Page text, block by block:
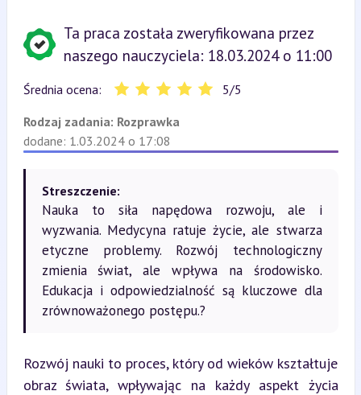
Ta praca została zweryfikowana przez
naszego nauczyciela: 18.03.2024 o 11:00
Średnia ocena: 5/5
Rodzaj zadania: Rozprawka
dodane: 1.03.2024 o 17:08
Streszczenie:
Nauka to siła napędowa rozwoju, ale i
wyzwania. Medycyna ratuje życie, ale stwarza
etyczne problemy. Rozwój technologiczny
zmienia świat, ale wpływa na środowisko.
Edukacja i odpowiedzialność są kluczowe dla
zrównoważonego postępu.?
Rozwój nauki to proces, który od wieków kształtuje
obraz świata, wpływając na każdy aspekt życia